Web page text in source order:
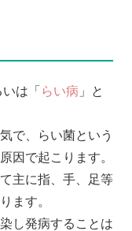
は「 らい病 」と
で、らい菌という
因で起こります。
主に指、手、足等
ます。
し発病することは